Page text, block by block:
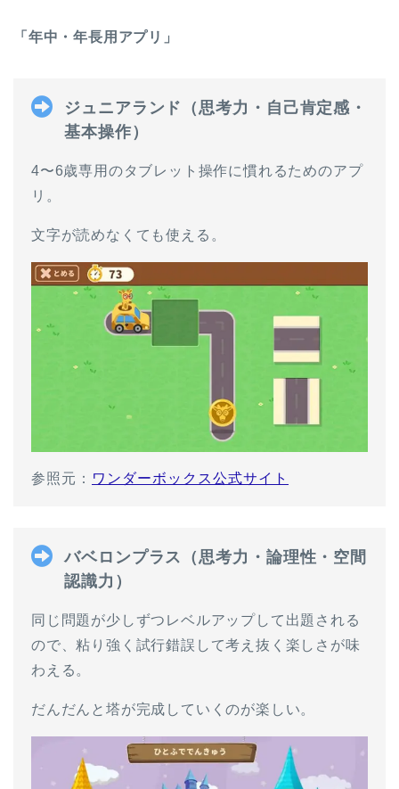
「年中・年長用アプリ」
ジュニアランド（思考力・自己肯定感・
基本操作）
4〜6歳専用のタブレット操作に慣れるためのアプ
リ。
文字が読めなくても使える。
参照元： ワンダーボックス公式サイト
バベロンプラス（思考力・論理性・空間
認識力）
同じ問題が少しずつレベルアップして出題される
ので、粘り強く試行錯誤して考え抜く楽しさが味
わえる。
だんだんと塔が完成していくのが楽しい。